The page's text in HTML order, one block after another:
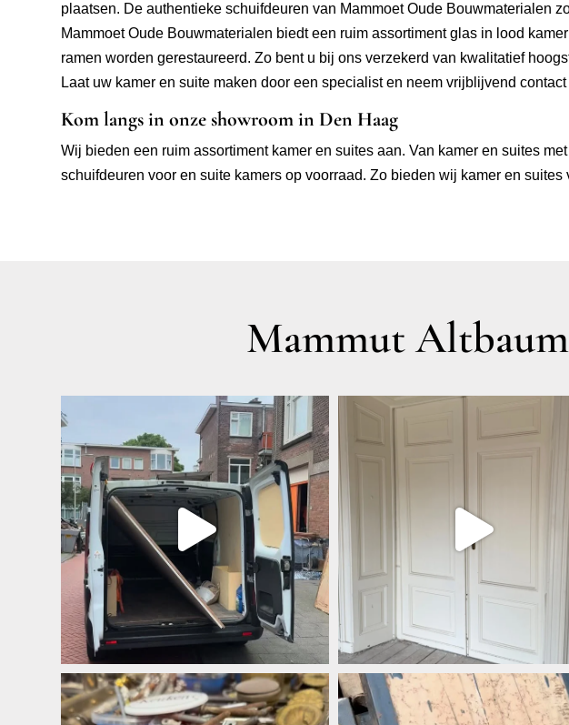
plaatsen. De authentieke schuifdeuren van Mammoet Oude Bouwmaterialen
Mammoet Oude Bouwmaterialen biedt een ruim assortiment glas in lood
ramen worden gerestaureerd. Zo bent u bij ons verzekerd van kwalitatief
Laat uw kamer en suite maken door een specialist en neem vrijblijvend
Kom langs in onze showroom in Den Haag
Wij bieden een ruim assortiment kamer en suites aan. Van kamer en suites
schuifdeuren voor en suite kamers op voorraad. Zo bieden wij kamer en
Mammut